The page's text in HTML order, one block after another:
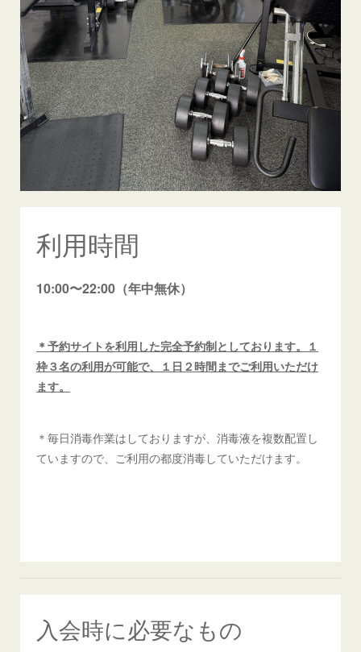
利用時間
10:00〜22:00（年中無休）
＊予約サイトを利用した完全予約制としております。１
枠３名の利用が可能で、１日２時間までご利用いただけ
ます。
＊毎日消毒作業はしておりますが、消毒液を複数配置し
ていますので、ご利用の都度消毒していただけます。
入会時に必要なもの